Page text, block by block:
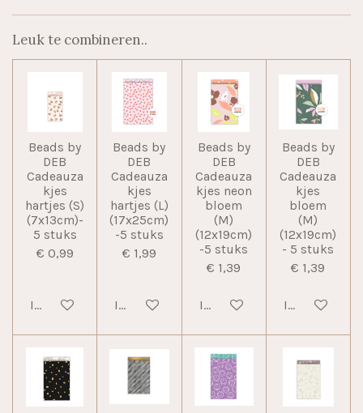
Leuk te combineren..
Beads by
DEB
Cadeauza
kjes
hartjes (S)
(7x13cm)-
5 stuks
€ 0,99
In winkelwagen
Beads by
DEB
Cadeauza
kjes
hartjes (L)
(17x25cm)
-5 stuks
€ 1,99
In winkelwagen
Beads by
DEB
Cadeauza
kjes neon
bloem
(M)
(12x19cm)
-5 stuks
€ 1,39
In winkelwagen
Beads by
DEB
Cadeauza
kjes
bloem
(M)
(12x19cm)
- 5 stuks
€ 1,39
In